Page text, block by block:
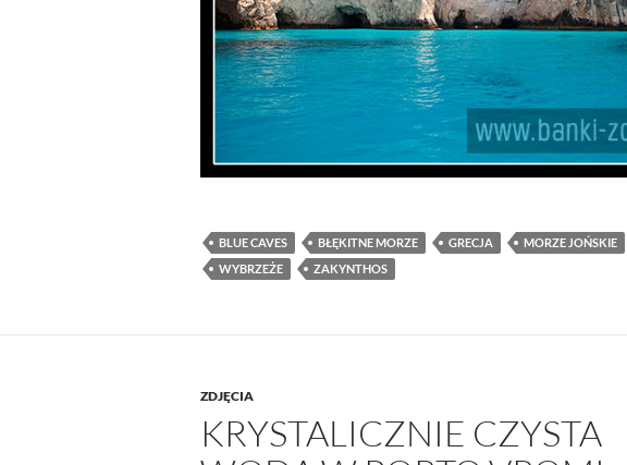
BLUE CAVES BŁĘKITNE MORZE GRECJA
MORZE JOŃSKIE
WYBRZEŻE
ZAKYNTHOS
ZDJĘCIA
KRYSTALICZNIE CZYSTA